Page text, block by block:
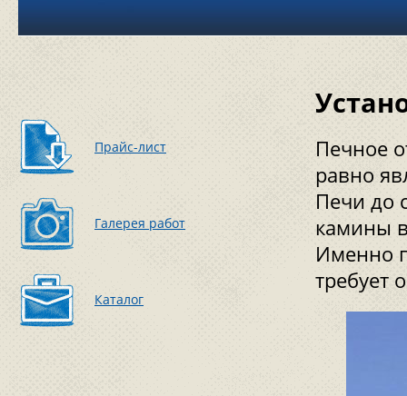
Прайс-лист
Галерея работ
Каталог
Печное
равно
Печи до
камины
Именно
требует